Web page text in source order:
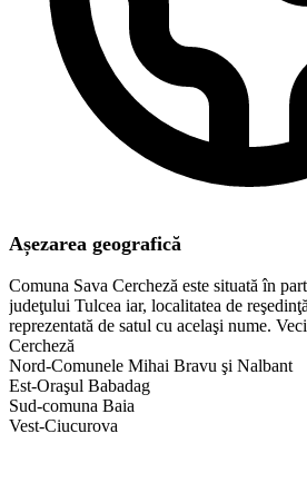
Așezarea geografică
Comuna Sava Cercheză este situată în
judeţului Tulcea iar, localitatea de
reprezentată de satul cu acelaşi nume.
Cercheză
Nord-Comunele Mihai Bravu şi Nalbant
Est-Oraşul Babadag
Sud-comuna Baia
Vest-Ciucurova